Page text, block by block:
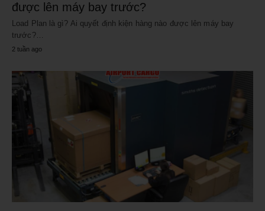
được lên máy bay trước?
Load Plan là gì? Ai quyết định kiện hàng nào được lên máy bay
trước?…
2 tuần ago